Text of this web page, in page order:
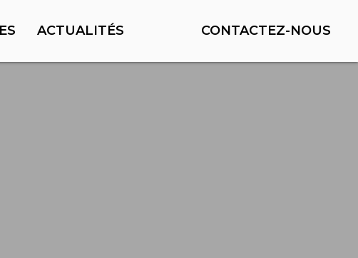
ACTUALITÉS CONTACTEZ-NOUS